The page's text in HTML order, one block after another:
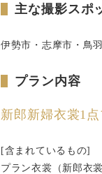
主な撮影スポ
伊勢市・志摩市・鳥
プラン内容
新郎新婦衣裳1
[含まれているもの]
プラン衣裳（新郎衣